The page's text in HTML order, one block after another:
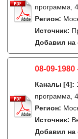
программа,
Регион:
Источник:
Добавил на
08-09-1980
Каналы [4]:
программа,
Регион:
Источник:
Добавил на